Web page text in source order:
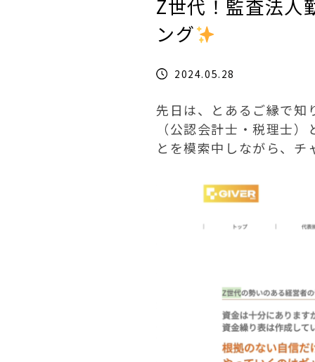
Z世代！監査法人
ング
2024.05.28
先日は、とあるご縁で知
（公認会計士・税理士
とを模索中しながら、